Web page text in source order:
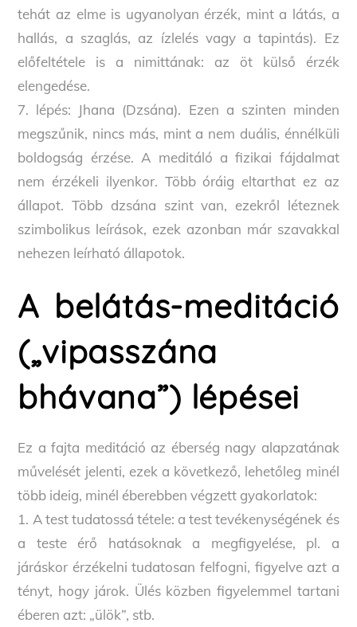
tehát az elme is ugyanolyan érzék, mint a látás, a
hallás, a szaglás, az ízlelés vagy a tapintás). Ez
előfeltétele is a nimittának: az öt külső érzék
elengedése.
7. lépés: Jhana (Dzsána). Ezen a szinten minden
megszűnik, nincs más, mint a nem duális, énnélküli
boldogság érzése. A meditáló a fizikai fájdalmat
nem érzékeli ilyenkor. Több óráig eltarthat ez az
állapot. Több dzsána szint van, ezekről léteznek
szimbolikus leírások, ezek azonban már szavakkal
nehezen leírható állapotok.
A belátás-meditáció
(„vipasszána
bhávana”) lépései
Ez a fajta meditáció az éberség nagy alapzatának
művelését jelenti, ezek a következő, lehetőleg minél
több ideig, minél éberebben végzett gyakorlatok:
1. A test tudatossá tétele: a test tevékenységének és
a teste érő hatásoknak a megfigyelése, pl. a
járáskor érzékelni tudatosan felfogni, figyelve azt a
tényt, hogy járok. Ülés közben figyelemmel tartani
éberen azt: „ülök”, stb.